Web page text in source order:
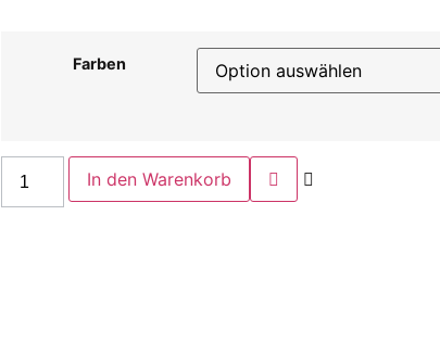
Farben
In den Warenkorb